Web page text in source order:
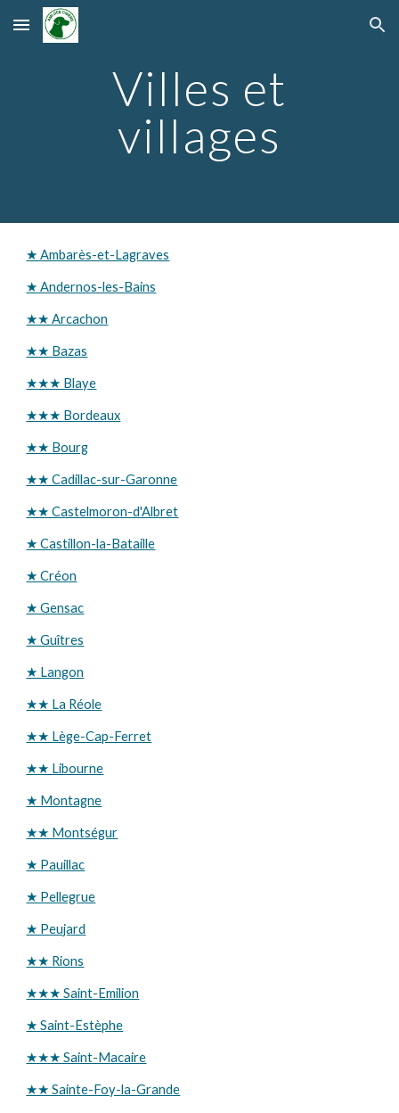
Skip to main content Skip to navigation
Villes et
villages
★ Ambarès-et-Lagraves
★ Andernos-les-Bains
★★ Arcachon
★★ Bazas
★★★ Blaye
★★★ Bordeaux
★★ Bourg
★★ Cadillac-sur-Garonne
★★ Castelmoron-d'Albret
★ Castillon-la-Bataille
★ Créon
★ Gensac
★ Guîtres
★ Langon
★★ La Réole
★★ Lège-Cap-Ferret
★★ Libourne
★ Montagne
★★ Montségur
★ Pauillac
★ Pellegrue
★ Peujard
★★ Rions
★★★ Saint-Emilion
★ Saint-Estèphe
★★★ Saint-Macaire
★★ Sainte-Foy-la-Grande